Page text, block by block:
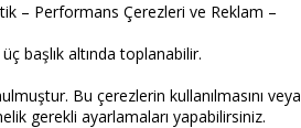
– Performans Çerezleri ve Reklam –
başlık altında toplanabilir.
Bu çerezlerin kullanılmasını veya
gerekli ayarlamaları yapabilirsiniz.